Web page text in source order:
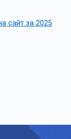
сайт за 2025